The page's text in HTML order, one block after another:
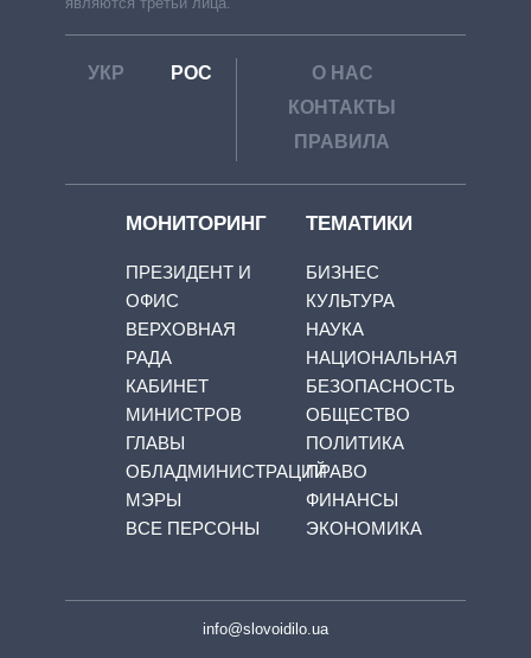
УКР РОС
О НАС
КОНТАКТЫ
ПРАВИЛА
МОНИТОРИНГ
ПРЕЗИДЕНТ И
ОФИС
ВЕРХОВНАЯ
РАДА
КАБИНЕТ
МИНИСТРОВ
ГЛАВЫ
ОБЛАДМИНИСТРАЦИЙ
МЭРЫ
ВСЕ ПЕРСОНЫ
ТЕМАТИКИ
БИЗНЕС
КУЛЬТУРА
НАУКА
НАЦИОНАЛЬНАЯ
БЕЗОПАСНОСТЬ
ОБЩЕСТВО
ПОЛИТИКА
ПРАВО
ФИНАНСЫ
ЭКОНОМИКА
info@slovoidilo.ua